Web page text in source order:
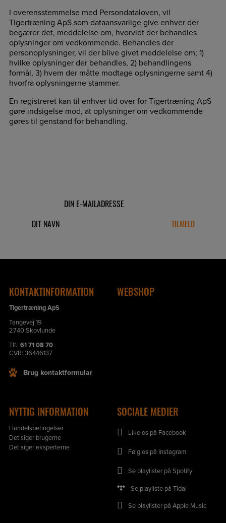
I overensstemmelse med Persondataloven, vil
Tigertræning ApS som dataansvarlige give enhver der
begærer det, meddelelse om, hvorvidt der behandles
oplysninger om vedkommende. Behandles der
personoplysninger, vil der blive givet meddelelse om; 1)
hvilke oplysninger der behandles, 2) behandlingens
formål, 3) hvem der måtte modtage oplysningerne samt 4)
hvorfra oplysningerne stammer.
En registreret kan til enhver tid over for Tigertræning ApS
gøre indsigelse mod, at oplysninger om vedkommende
gøres til genstand for behandling.
KONTAKTINFORMATION
Tigertræning ApS
Tangevej 19
2740 Skovlunde
Tlf.: 61 71 08 70
CVR: 36446137
Brug kontaktformular
WEBSHOP
NYTTIG INFORMATION
Handelsbetingelser
Det siger brugerne
Det siger eksperterne
SOCIALE MEDIER
Like os på Facebook
Følg os på Instagram
Se playlister på Spotify
Se playliste på Tidal
Se playlister på Apple Music